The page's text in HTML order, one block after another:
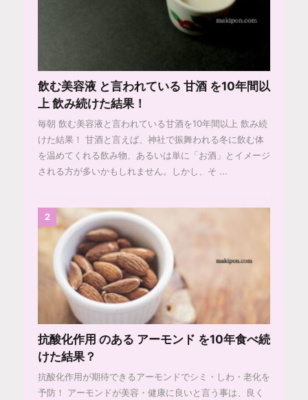
飲む美容液 と言われている 甘酒 を10年間以
上 飲み続けた結果！
毎朝 飲む美容液と言われている甘酒を10年間以上 飲み続
けた結果！ 甘酒と言えば、神社で振舞われる冬に飲む体
を温めてくれる飲み物、あるいは単に「お酒」とイメージ
される方が多いかもしれません。しかし、そ ...
2
抗酸化作用 のある アーモンド を10年食べ続
けた結果？
抗酸化作用が期待できるアーモンドでシミ・しわ・老化を
予防！ アーモンドが美容・健康に良いと言う事は、良く